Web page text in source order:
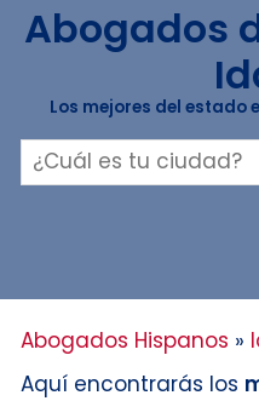
Abogados
Los mejores del
Abogados Hispanos »
Aquí encontrarás los